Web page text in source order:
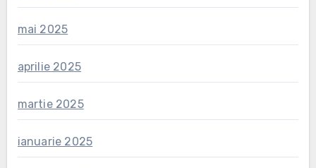
mai 2025
aprilie 2025
martie 2025
ianuarie 2025